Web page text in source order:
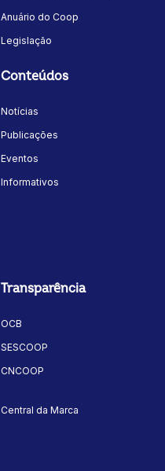
Anuário do Coop
Legislação
Conteúdos
Notícias
Publicações
Eventos
Informativos
Transparência
OCB
SESCOOP
CNCOOP
Central da Marca